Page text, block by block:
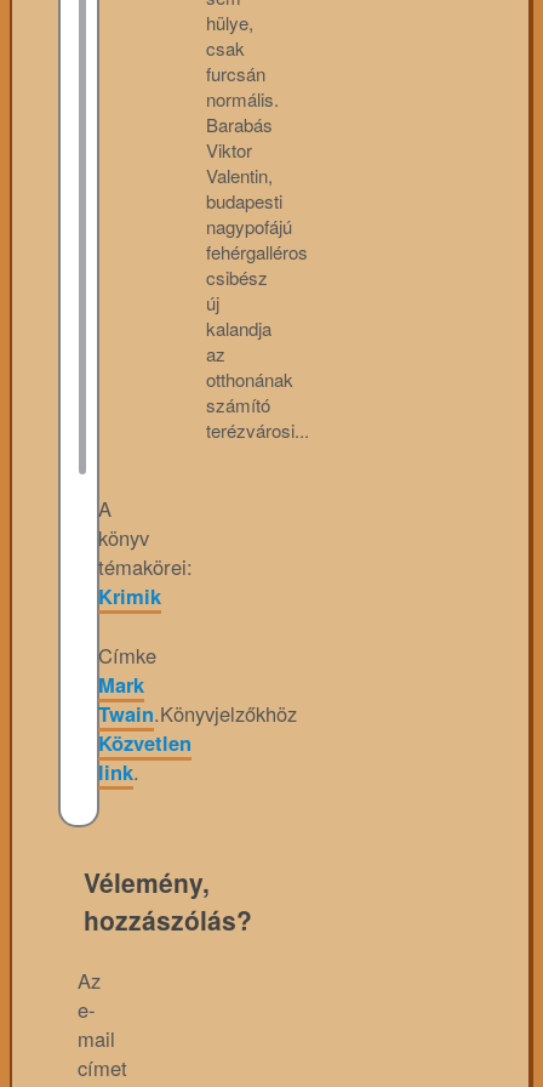
hülye,
csak
furcsán
normális.
Barabás
Viktor
Valentin,
budapesti
nagypofájú
fehérgalléros
csibész
új
kalandja
az
otthonának
számító
terézvárosi...
A
könyv
témakörei:
Krimik
Címke
Mark
Twain.Könyvjelzőkhöz
Közvetlen
link.
Vélemény,
hozzászólás?
Az
e-
mail
címet